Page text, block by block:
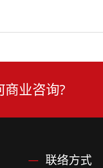
业咨询?
联络方式